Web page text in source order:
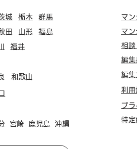
城 栃木
田 山形
福井
群馬
福島
和歌山
​宮崎 鹿児島 沖縄
マ
マ
相談
編集
編集
利用
プ
特定